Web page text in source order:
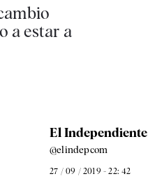
a estar a
El Independiente
@elindepcom
27 / 09 / 2019 - 22: 42